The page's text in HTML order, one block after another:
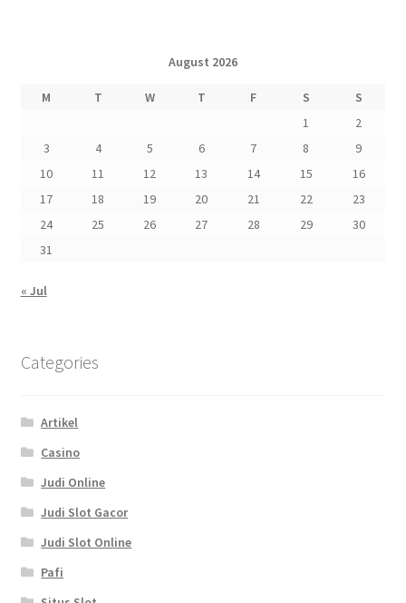
August 2026
M T W T F S
S
1
2
3
4 5 6 7 8
9
10
11 12 13 14 15
16
17
18 19 20 21 22
23
24
25 26 27 28 29
30
31
« Jul
Categories
Artikel
Casino
Judi Online
Judi Slot Gacor
Judi Slot Online
Pafi